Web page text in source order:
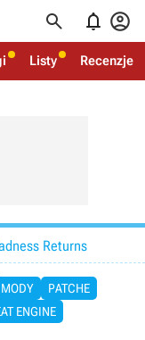
  
Listy Recenzje
Returns
MODY
PATCHE
ENGINE